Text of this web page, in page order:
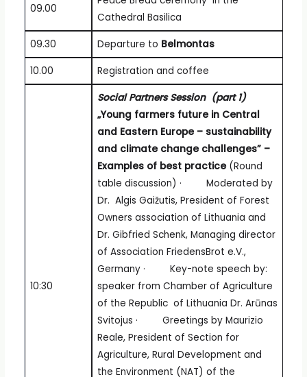
09.00
Cathedral Basilica
09.30 Departure to Belmontas
10.00 Registration and coffee
10:30
Social Partners Session (part 1)
„Young farmers future in Central
and Eastern Europe – sustainability
and climate change challenges” –
Examples of best practice(Round
table discussion) · Moderated by
Dr. Algis Gaižutis, President of Forest
Owners association of Lithuania and
Dr. Gibfried Schenk, Managing director
of Association FriedensBrot e.V.,
Germany · Key-note speech by:
speaker from Chamber of Agriculture
of the Republic of Lithuania Dr. Arūnas
Svitojus · Greetings by Maurizio
Reale, President of Section for
Agriculture, Rural Development and
the Environment (NAT) of the